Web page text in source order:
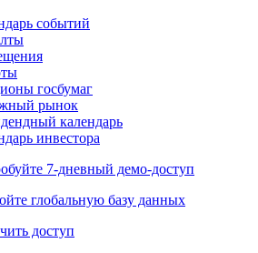
глобальную базу данных
доступ
событий
рынок
инвестора
7-дневный